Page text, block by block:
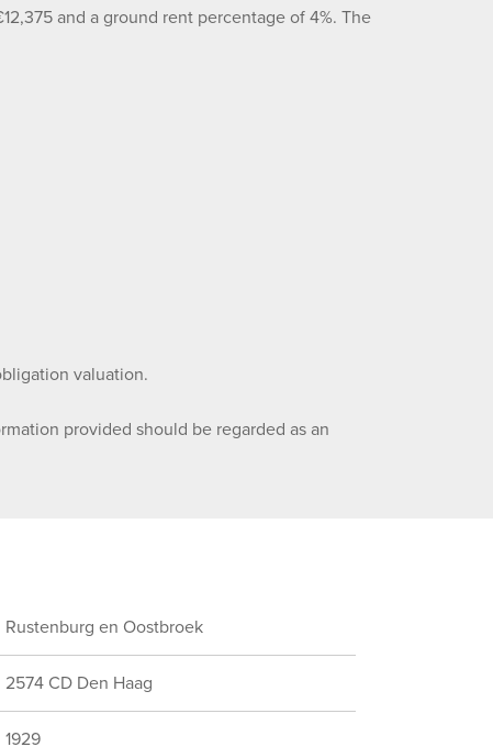
and a ground rent percentage of 4%. The
valuation.
provided should be regarded as an
Rustenburg en Oostbroek
2574 CD Den Haag
1929